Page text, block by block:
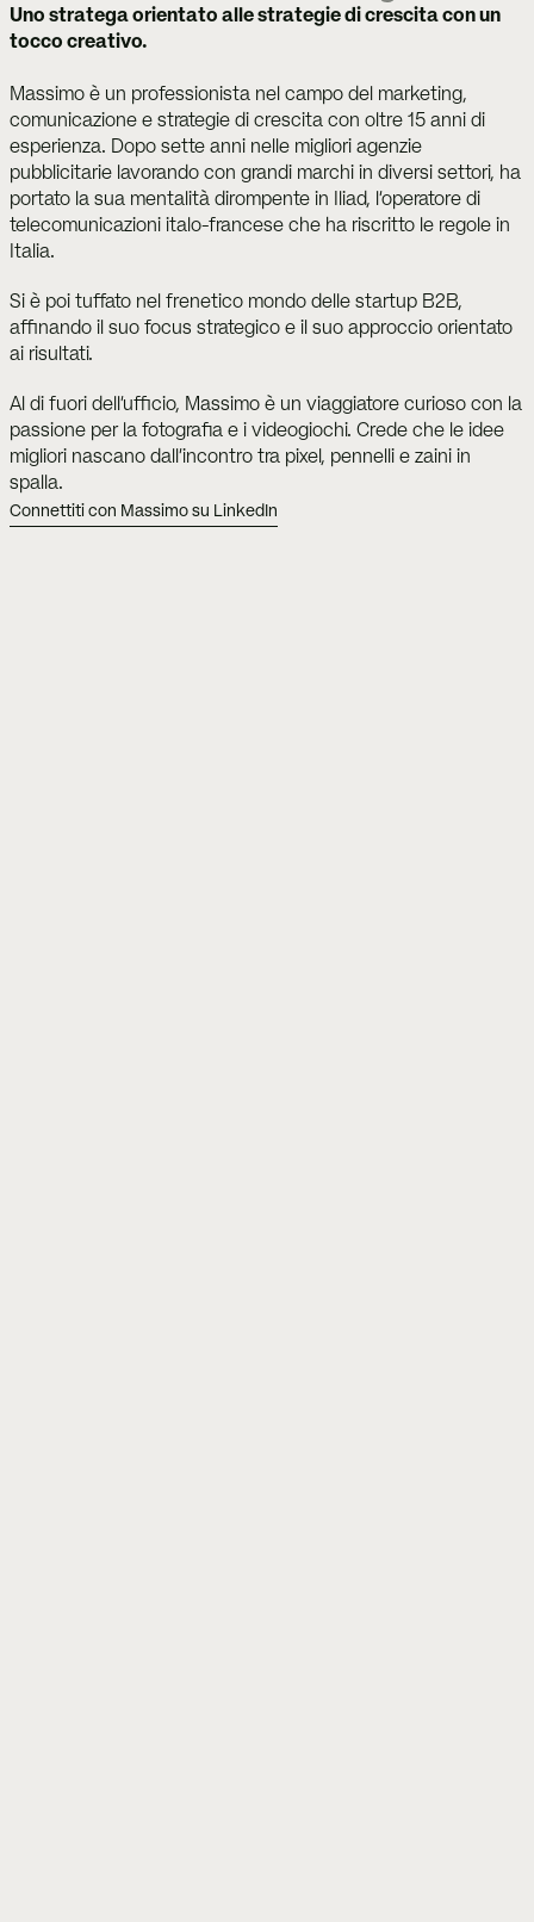
Uno stratega orientato alle strategie di crescita con un
tocco creativo.
Massimo è un professionista nel campo del marketing,
comunicazione e strategie di crescita con oltre 15 anni di
esperienza. Dopo sette anni nelle migliori agenzie
pubblicitarie lavorando con grandi marchi in diversi settori, ha
portato la sua mentalità dirompente in Iliad, l'operatore di
telecomunicazioni italo-francese che ha riscritto le regole in
Italia.
Si è poi tuffato nel frenetico mondo delle startup B2B,
affinando il suo focus strategico e il suo approccio orientato
ai risultati.
Al di fuori dell'ufficio, Massimo è un viaggiatore curioso con la
passione per la fotografia e i videogiochi. Crede che le idee
migliori nascano dall'incontro tra pixel, pennelli e zaini in
spalla.
Connettiti con Massimo su LinkedIn